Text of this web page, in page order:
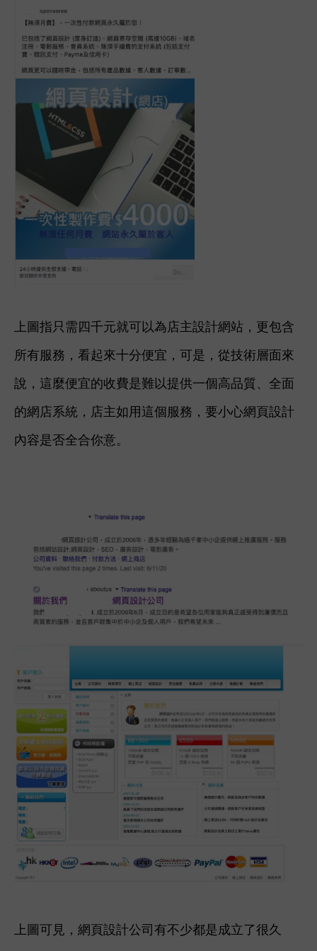
上圖指只需四千元就可以為店主設計網站，更包含
所有服務，看起來十分便宜，可是，從技術層面來
說，這麼便宜的收費是難以提供一個高品質、全面
的網店系統，店主如用這個服務，要小心網頁設計
內容是否全合你意。
上圖可見，網頁設計公司有不少都是成立了很久